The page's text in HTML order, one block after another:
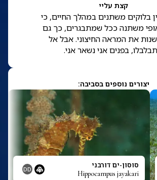
קצת עליי
בלוקים משתנים במהלך החיים, כי
משתנה ככל שמתבגרים, כך גם
את המראה החיצוני. אבל אל
בפנים אני נשאר אני.
יצורים נוספים בסביבה:
סוסון-ים דורבני
Hippocampus jayakari
DD